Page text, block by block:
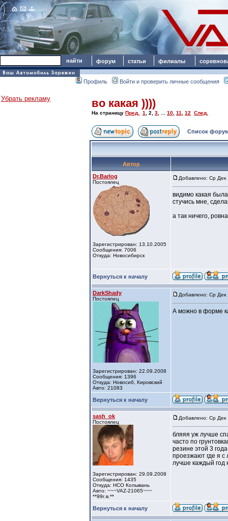
форум статьи филиалы
Профиль Войти и проверить личные сообщения
Убрать рекламу во какая ))))
На страницу Пред. 1 2 3 10 11 12 След.
Список
Автор
Dr.Barlog
Постоялец
Зарегистрирован: 13.10.2005
Сообщения: 7006
Откуда: Новосибирск
Добавлено: Ср Дек
видимо какая
стучись мне,
а так ничего,
Вернуться к началу
DarkShady
Постоялец
Зарегистрирован: 22.09.2008
Сообщения: 1396
Откуда: Новосиб, Кировский
Авто: 21083
Добавлено: Ср Дек
А можно в форме
Вернуться к началу
sash_ok
Постоялец
Зарегистрирован: 29.09.2008
Сообщения: 1435
Откуда: НСО Колывань
Авто: ~~~VAZ-21065~~~
**99г.в.**
Добавлено: Ср Дек
бляяя уж лучше
часто по
резине этой 3
проезжают где я с
лучше каждый год
Вернуться к началу